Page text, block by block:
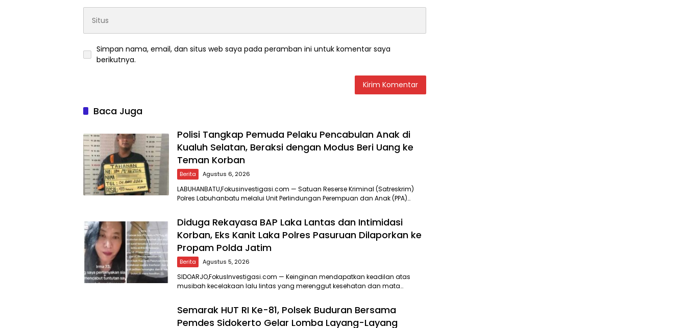
Simpan nama, email, dan situs web saya pada peramban ini untuk komentar saya
berikutnya.
Baca Juga
Polisi Tangkap Pemuda Pelaku Pencabulan Anak di
Kualuh Selatan, Beraksi dengan Modus Beri Uang ke
Teman Korban
Berita Agustus 6, 2026
LABUHANBATU,Fokusinvestigasi.com — Satuan Reserse Kriminal (Satreskrim)
Polres Labuhanbatu melalui Unit Perlindungan Perempuan dan Anak (PPA)…
Diduga Rekayasa BAP Laka Lantas dan Intimidasi
Korban, Eks Kanit Laka Polres Pasuruan Dilaporkan ke
Propam Polda Jatim
Berita Agustus 5, 2026
SIDOARJO,FokusInvestigasi.com — Keinginan mendapatkan keadilan atas
musibah kecelakaan lalu lintas yang merenggut kesehatan dan mata…
Semarak HUT RI Ke-81, Polsek Buduran Bersama
Pemdes Sidokerto Gelar Lomba Layang-Layang